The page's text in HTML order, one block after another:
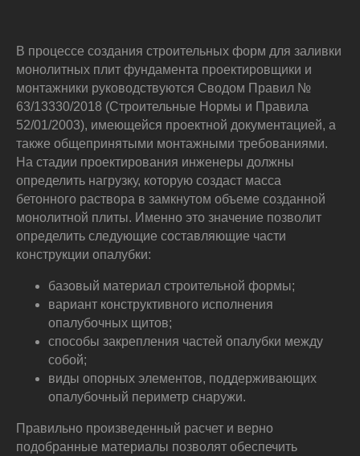
В процессе создания строительных форм для заливки
монолитных плит фундамента проектировщики и
монтажники руководствуются Сводом Правил №
63/13330/2018 (Строительные Нормы и Правила
52/01/2003), имеющейся проектной документацией, а
также общепринятыми монтажными требованиями.
На стадии проектирования инженеры должны
определить нагрузку, которую создаст масса
бетонного раствора в замкнутом объеме созданной
монолитной плиты. Именно это значение позволит
определить следующие составляющие части
конструкции опалубки:
базовый материал строительной формы;
вариант конструктивного исполнения
опалубочных щитов;
способы закрепления частей опалубки между
собой;
виды опорных элементов, поддерживающих
опалубочный периметр снаружи.
Правильно произведенный расчет и верно
подобранные материалы позволят обеспечить